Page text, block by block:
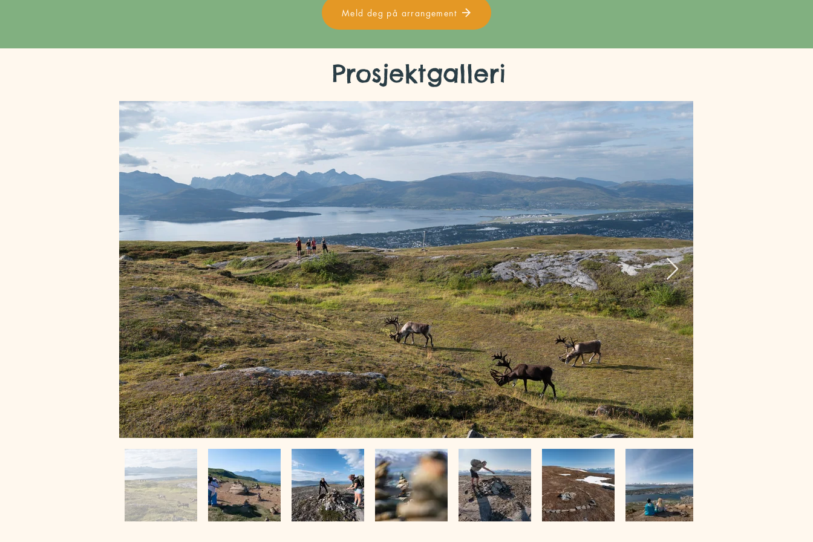
DET VI BRYR OSS OM, BESKYTTER VI
Dette prosjektet har som mål å inspirere deltakere til å bry seg om fjellplantene. Sammen med frivillige
dokumenterer vi hvordan eksisterende varder vokser og hvordan nye dukker opp, etter en protokoll
utviklet med vår forskningspartner. Så vi vandrer og kartlegger vardene med glede. Samtidig
kartlegger vi også de stadig voksende stiene på Fløya. Når folk begynner å legge merke til de
trenger de ofte ingen overbevisning for å gjøre det riktige: gi plantene en sjanse til å overleve ved sine
livsviktige steiner.
Vil du hjelpe plantene og lære «sporløs ferdsel»? Bli med på neste arrangement!
Meld deg på arrangement
Prosjektgalleri